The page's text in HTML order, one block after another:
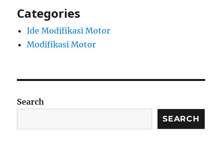
Categories
Ide Modifikasi Motor
Modifikasi Motor
Search
SEARCH